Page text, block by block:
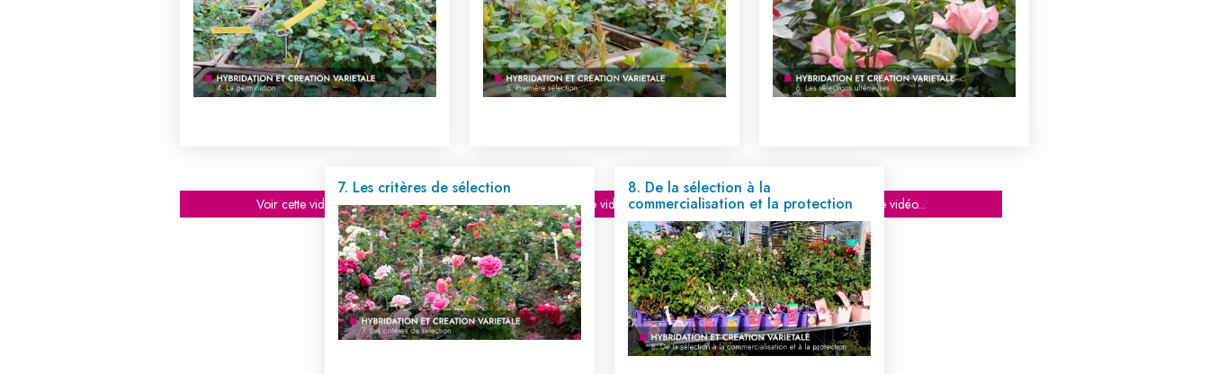
Voir cette vidéo... Voir cette vidéo... Voir cette vidéo...
7. Les critères de sélection 8. De la sélection à la
commercialisation et la protection